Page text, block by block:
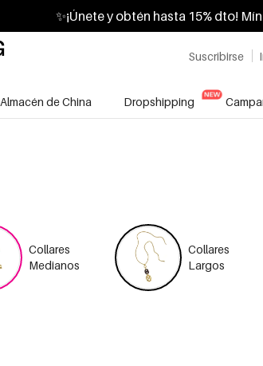
✨¡Únete y obtén hasta 15% dto!
Suscribirse
Almacén de China Dropshipping
Collares
Medianos
Collares
Largos